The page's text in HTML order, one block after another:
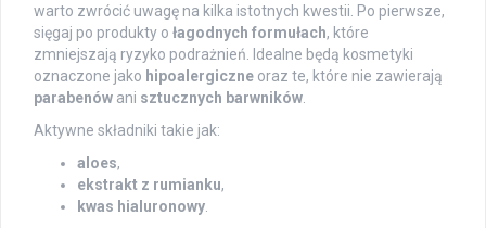
warto zwrócić uwagę na kilka istotnych kwestii. Po pierwsze,
sięgaj po produkty o łagodnych formułach, które
zmniejszają ryzyko podrażnień. Idealne będą kosmetyki
oznaczone jako hipoalergiczne oraz te, które nie zawierają
parabenów ani sztucznych barwników
Aktywne składniki takie jak:
aloes,
ekstrakt z rumianku,
kwas hialuronowy